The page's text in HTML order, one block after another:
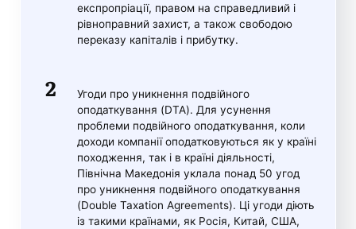
експропріації, правом на справедливий і
рівноправний захист, а також свободою
переказу капіталів і прибутку.
Угоди про уникнення подвійного
оподаткування (DTA). Для усунення
проблеми подвійного оподаткування, коли
доходи компанії оподатковуються як у країні
походження, так і в країні діяльності,
Північна Македонія уклала понад 50 угод
про уникнення подвійного оподаткування
(Double Taxation Agreements). Ці угоди діють
із такими країнами, як Росія, Китай, США,